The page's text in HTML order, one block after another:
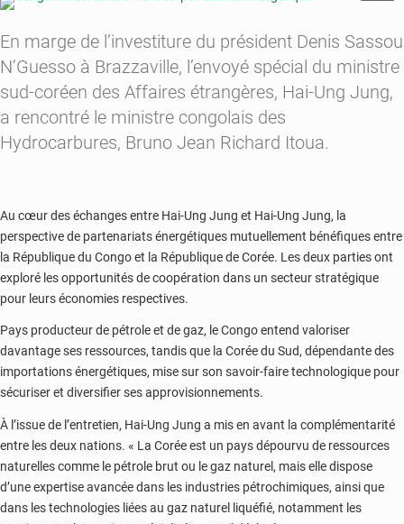
En marge de l’investiture du président Denis Sassou
N’Guesso à Brazzaville, l’envoyé spécial du ministre
sud-coréen des Affaires étrangères, Hai-Ung Jung,
a rencontré le ministre congolais des
Hydrocarbures, Bruno Jean Richard Itoua.
Au cœur des échanges entre Hai-Ung Jung et Hai-Ung Jung, la
perspective de partenariats énergétiques mutuellement bénéfiques entre
la République du Congo et la République de Corée. Les deux parties ont
exploré les opportunités de coopération dans un secteur stratégique
pour leurs économies respectives.
Pays producteur de pétrole et de gaz, le Congo entend valoriser
davantage ses ressources, tandis que la Corée du Sud, dépendante des
importations énergétiques, mise sur son savoir-faire technologique pour
sécuriser et diversifier ses approvisionnements.
À l’issue de l’entretien, Hai-Ung Jung a mis en avant la complémentarité
entre les deux nations. « La Corée est un pays dépourvu de ressources
naturelles comme le pétrole brut ou le gaz naturel, mais elle dispose
d’une expertise avancée dans les industries pétrochimiques, ainsi que
dans les technologies liées au gaz naturel liquéfié, notamment les